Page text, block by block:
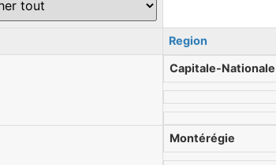
Region
Capitale-Nationale
Montérégie